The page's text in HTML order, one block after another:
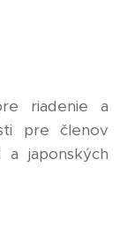
riadenie a
pre členov
a japonských